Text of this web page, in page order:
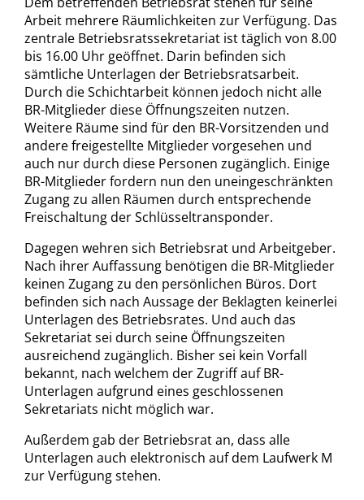
Arbeit mehrere Räumlichkeiten zur Verfügung. Das
zentrale Betriebsratssekretariat ist täglich von 8.00
bis 16.00 Uhr geöffnet. Darin befinden sich
sämtliche Unterlagen der Betriebsratsarbeit.
Durch die Schichtarbeit können jedoch nicht alle
BR-Mitglieder diese Öffnungszeiten nutzen.
Weitere Räume sind für den BR-Vorsitzenden und
andere freigestellte Mitglieder vorgesehen und
auch nur durch diese Personen zugänglich. Einige
BR-Mitglieder fordern nun den uneingeschränkten
Zugang zu allen Räumen durch entsprechende
Freischaltung der Schlüsseltransponder.
Dagegen wehren sich Betriebsrat und Arbeitgeber.
Nach ihrer Auffassung benötigen die BR-Mitglieder
keinen Zugang zu den persönlichen Büros. Dort
befinden sich nach Aussage der Beklagten keinerlei
Unterlagen des Betriebsrates. Und auch das
Sekretariat sei durch seine Öffnungszeiten
ausreichend zugänglich. Bisher sei kein Vorfall
bekannt, nach welchem der Zugriff auf BR-
Unterlagen aufgrund eines geschlossenen
Sekretariats nicht möglich war.
Außerdem gab der Betriebsrat an, dass alle
Unterlagen auch elektronisch auf dem Laufwerk M
zur Verfügung stehen.